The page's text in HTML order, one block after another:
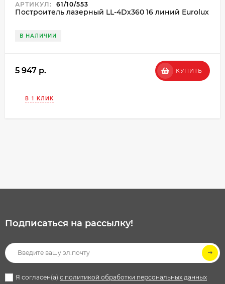
АРТИКУЛ: 61/10/553
Построитель лазерный LL-4Dх360 16 линий Eurolux
В НАЛИЧИИ
5 947 p. КУПИТЬ
В 1 КЛИК
Подписаться на рассылкy!
Я согласен(a) с политикой обработки персональных данных